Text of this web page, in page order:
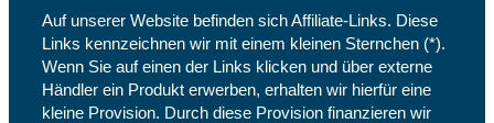
Auf unserer Website befinden sich Affiliate-Links. Diese
Links kennzeichnen wir mit einem kleinen Sternchen (*).
Wenn Sie auf einen der Links klicken und über externe
Händler ein Produkt erwerben, erhalten wir hierfür eine
kleine Provision. Durch diese Provision finanzieren wir